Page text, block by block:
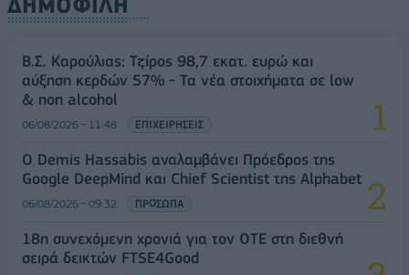
Β.Σ. Καρούλιας: Τζίρος 98,7 εκατ. ευρώ και
αύξηση κερδών 57% - Τα νέα στοιχήματα σε low
& non alcohol
06/08/2026 - 11:48 ΕΠΙΧΕΙΡΗΣΕΙΣ
Ο Demis Hassabis αναλαμβάνει Πρόεδρος της
Google DeepMind και Chief Scientist της Alphabet
06/08/2026 - 09:32 ΠΡΟΣΩΠΑ
18η συνεχόμενη χρονιά για τον ΟΤΕ στη διεθνή
σειρά δεικτών FTSE4Good